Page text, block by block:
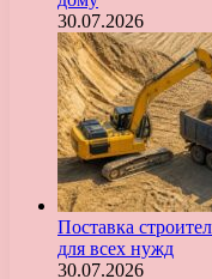
30.07.2026
Поставка
для всех нужд
30.07.2026